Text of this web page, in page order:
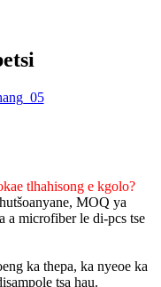
tlhahisong e kgolo?
MOQ ya
a microfiber le di-pcs tse
ka thepa, ka nyeoe ka
tsa hau.